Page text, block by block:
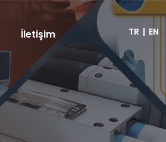
İletişim TR | EN